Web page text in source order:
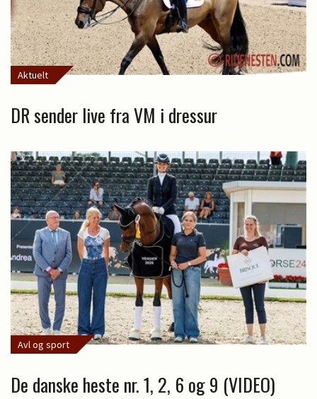
Aktuelt
DR sender live fra VM i dressur
Avl og sport
De danske heste nr. 1, 2, 6 og 9 (VIDEO)